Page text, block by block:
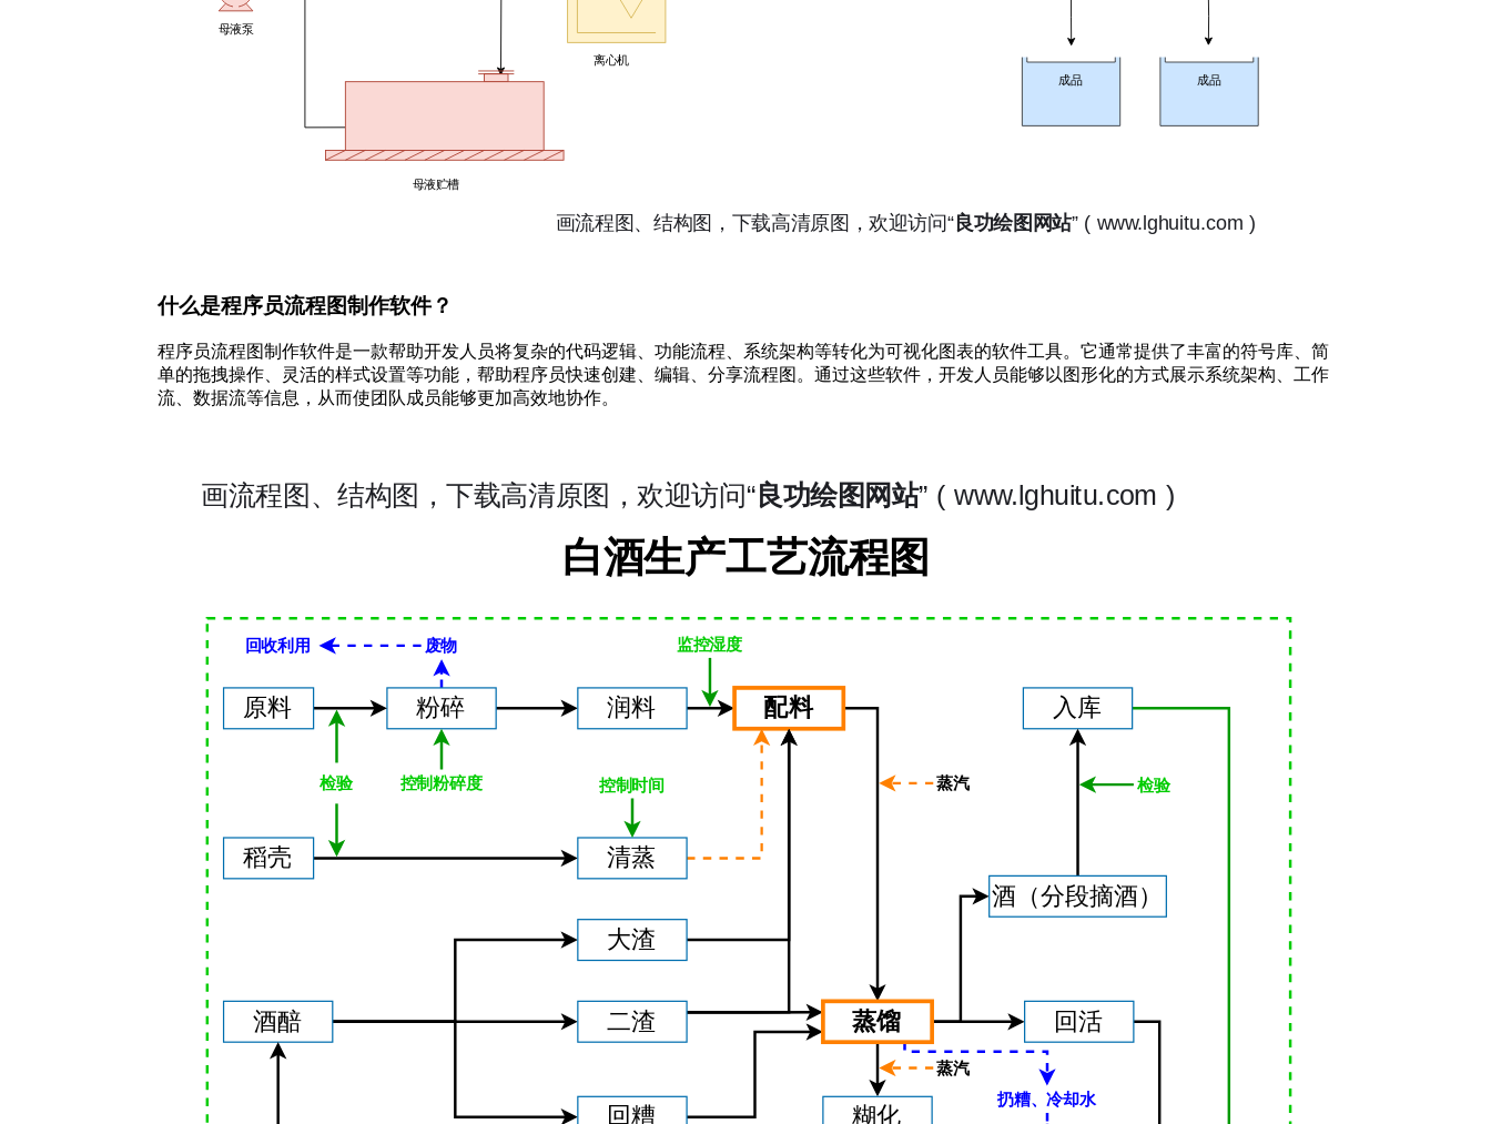
什么是程序员流程图制作软件？
程序员流程图制作软件是一款帮助开发人员将复杂的代码逻辑、功能流程、系统架构等转化为可视化图表的软件工具。它通常提供了丰富的符号库、简
单的拖拽操作、灵活的样式设置等功能，帮助程序员快速创建、编辑、分享流程图。通过这些软件，开发人员能够以图形化的方式展示系统架构、工作
流、数据流等信息，从而使团队成员能够更加高效地协作。